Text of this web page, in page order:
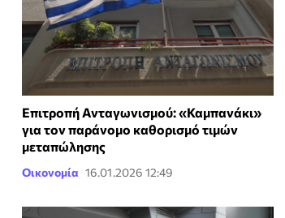
Επιτροπή Ανταγωνισμού: «Καμπανάκι»
για τον παράνομο καθορισμό τιμών
μεταπώλησης
Οικονομία 16.01.2026 12:49